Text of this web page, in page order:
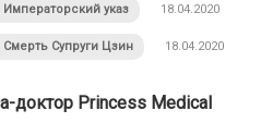
Императорский указ 18.04.2020
Смерть Супруги Цзин 18.04.2020
Medical